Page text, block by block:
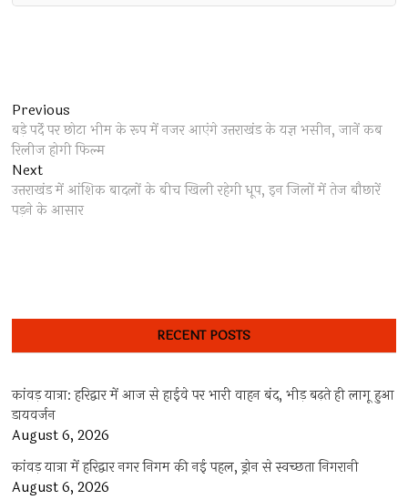
Post
navigation
Previous
post:
बड़े पर्दे पर छोटा भीम के रूप में नजर आएंगे उत्तराखंड के यज्ञ भसीन, जानें कब
रिलीज होगी फिल्म
NextNext
post:
उत्तराखंड में आंशिक बादलों के बीच खिली रहेगी धूप, इन जिलों में तेज बौछारें
पड़ने के आसार
RECENT POSTS
कांवड़ यात्रा: हरिद्वार में आज से हाईवे पर भारी वाहन बंद, भीड़ बढ़ते ही लागू हुआ
डायवर्जन
August 6, 2026
कांवड़ यात्रा में हरिद्वार नगर निगम की नई पहल, ड्रोन से स्वच्छता निगरानी
August 6, 2026